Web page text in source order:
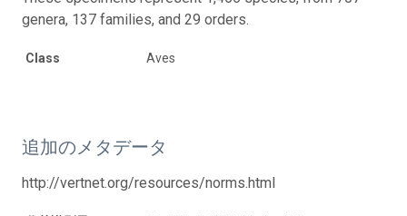
genera, 137 families, and 29 orders.
Class Aves
追加のメタデータ
http://vertnet.org/resources/norms.html